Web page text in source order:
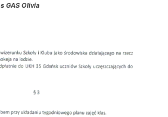
GAS Olivia